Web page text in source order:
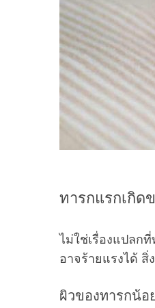
ทารกแรกเกิด
ไม่ใช่เรื่องแปลก
อาจร้ายแรงได้
ผิวของทารกน้อ